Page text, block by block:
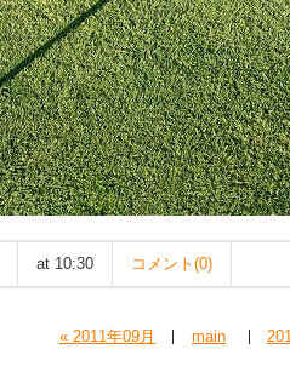
at 10:30 コメント(0)
« 2011年09月 main